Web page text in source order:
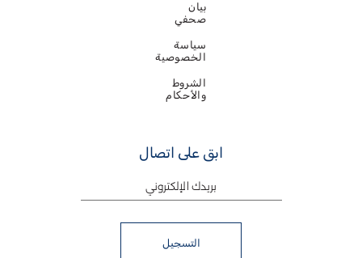
بيان
صحفي
سياسة
الخصوصية
الشروط
والأحكام
ابق على اتصال
التسجيل